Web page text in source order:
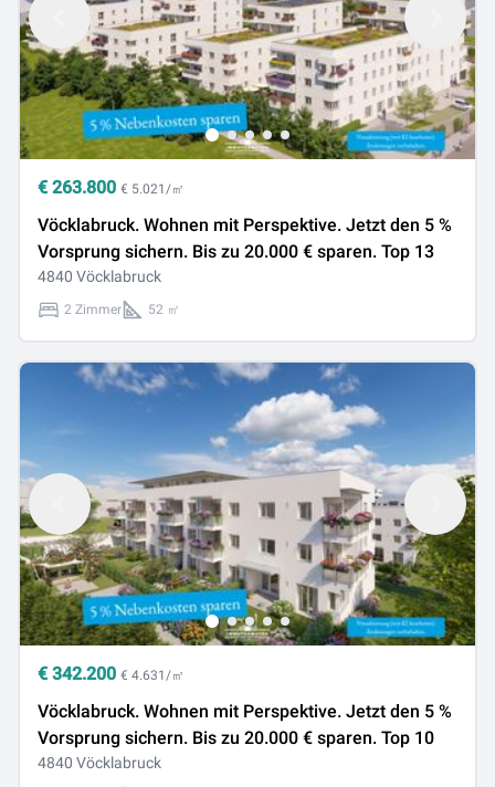
€ 263.800 € 5.021/㎡
Vöcklabruck. Wohnen mit Perspektive. Jetzt den 5 %
Vorsprung sichern. Bis zu 20.000 € sparen. Top 13
4840 Vöcklabruck
2 Zimmer 52 ㎡
€ 342.200 € 4.631/㎡
Vöcklabruck. Wohnen mit Perspektive. Jetzt den 5 %
Vorsprung sichern. Bis zu 20.000 € sparen. Top 10
4840 Vöcklabruck